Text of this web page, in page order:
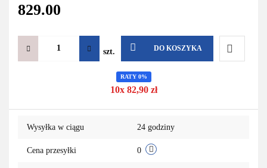
829.00
szt. DO KOSZYKA
RATY 0%
10x 82,90 zł
Wysyłka w ciągu 24 godziny
Cena przesyłki 0